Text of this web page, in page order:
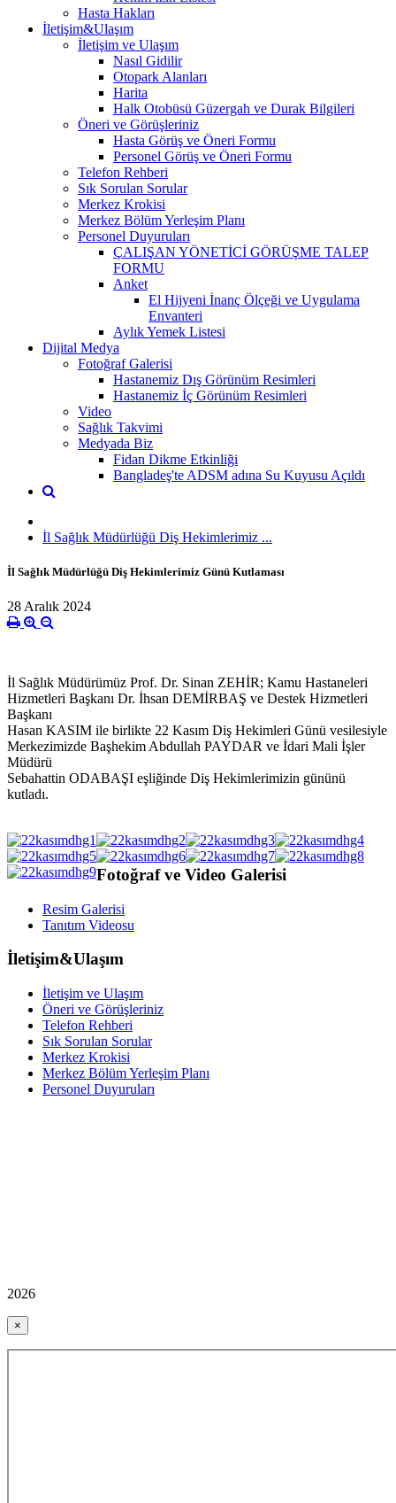
Hasta Hakları
İletişim&Ulaşım
İletişim ve Ulaşım
Nasıl Gidilir
Otopark Alanları
Harita
Halk Otobüsü Güzergah ve Durak Bilgileri
Öneri ve Görüşleriniz
Hasta Görüş ve Öneri Formu
Personel Görüş ve Öneri Formu
Telefon Rehberi
Sık Sorulan Sorular
Merkez Krokisi
Merkez Bölüm Yerleşim Planı
Personel Duyuruları
ÇALIŞAN YÖNETİCİ GÖRÜŞME TALEP
FORMU
Anket
El Hijyeni İnanç Ölçeği ve Uygulama
Envanteri
Aylık Yemek Listesi
Dijital Medya
Fotoğraf Galerisi
Hastanemiz Dış Görünüm Resimleri
Hastanemiz İç Görünüm Resimleri
Video
Sağlık Takvimi
Medyada Biz
Fidan Dikme Etkinliği
Bangladeş'te ADSM adına Su Kuyusu Açıldı
İl Sağlık Müdürlüğü Diş Hekimlerimiz ...
İl Sağlık Müdürlüğü Diş Hekimlerimiz Günü Kutlaması
28 Aralık 2024
İl Sağlık Müdürümüz Prof. Dr. Sinan ZEHİR; Kamu Hastaneleri
Hizmetleri Başkanı Dr. İhsan DEMİRBAŞ ve Destek Hizmetleri
Başkanı
Hasan KASIM ile birlikte 22 Kasım Diş Hekimleri Günü vesilesiyle
Merkezimizde Başhekim Abdullah PAYDAR ve İdari Mali İşler
Müdürü
Sebahattin ODABAŞI eşliğinde Diş Hekimlerimizin gününü
kutladı.
Fotoğraf ve Video Galerisi
Resim Galerisi
Tanıtım Videosu
İletişim&Ulaşım
İletişim ve Ulaşım
Öneri ve Görüşleriniz
Telefon Rehberi
Sık Sorulan Sorular
Merkez Krokisi
Merkez Bölüm Yerleşim Planı
Personel Duyuruları
2026
×